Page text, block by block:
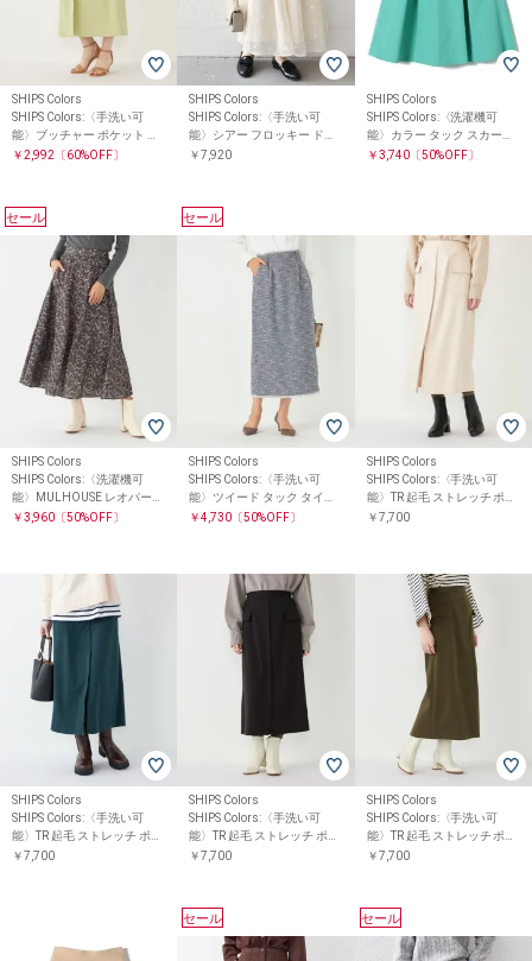
SHIPS Colors
SHIPS Colors:〈手洗い可
能〉ブッチャー ポケット ス
カート
￥2,992〔60%OFF〕
SHIPS Colors
SHIPS Colors:〈手洗い可
能〉シアー フロッキー ドッ
ト フレア スカート◇
￥7,920
SHIPS Colors
SHIPS Colors:〈洗濯機可
能〉カラー タック スカート
4￥3,740〔50%OFF〕
セール
SHIPS Colors
SHIPS Colors:〈洗濯機可
能〉MULHOUSE レオパード
フレアスカート
￥3,960〔50%OFF〕
セール
SHIPS Colors
SHIPS Colors:〈手洗い可
能〉ツイード タック タイト
スカート（セットアップ対
￥4,730 〔50%OFF〕
SHIPS Colors
SHIPS Colors:〈手洗い可
能〉TR 起毛 ストレッチ ポケ
ット スカート◇
￥7,700
SHIPS Colors
SHIPS Colors:〈手洗い可
能〉TR 起毛 ストレッチ ポケ
ット スカート◇
￥7,700
SHIPS Colors
SHIPS Colors:〈手洗い可
能〉TR 起毛 ストレッチ ポケ
ット スカート◇
￥7,700
SHIPS Colors
SHIPS Colors:〈手洗い可
能〉TR 起毛 ストレッチ ポケ
ット スカート◇
￥7,700
セール セール